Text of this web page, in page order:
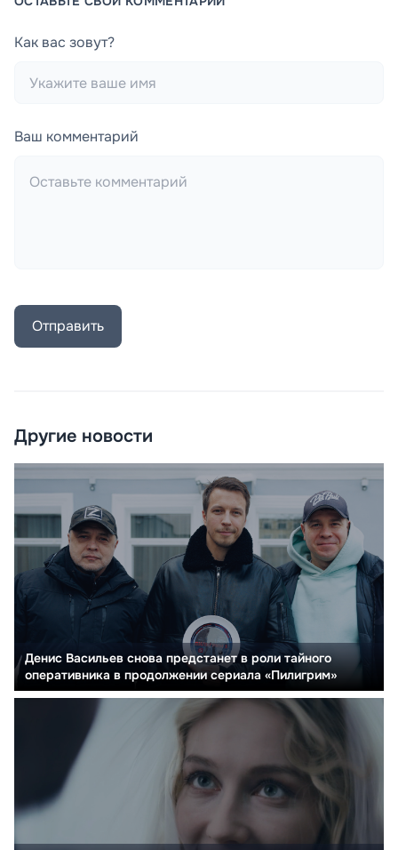
Как вас зовут?
Ваш комментарий
Отправить
Другие новости
Денис Васильев снова предстанет в роли тайного
оперативника в продолжении сериала «Пилигрим»